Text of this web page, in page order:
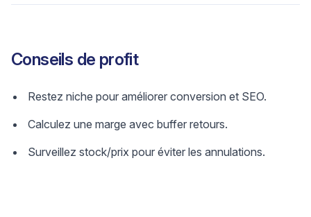
Conseils de profit
Restez niche pour améliorer conversion et SEO.
Calculez une marge avec buffer retours.
Surveillez stock/prix pour éviter les annulations.